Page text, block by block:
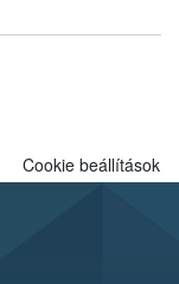
elleni további
termesztésben is
Cookie beállítások